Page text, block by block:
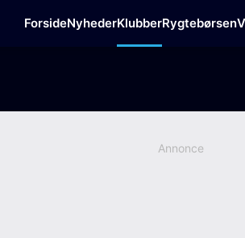
ForsideNyhederKlubberRygtebørsen
Annonce